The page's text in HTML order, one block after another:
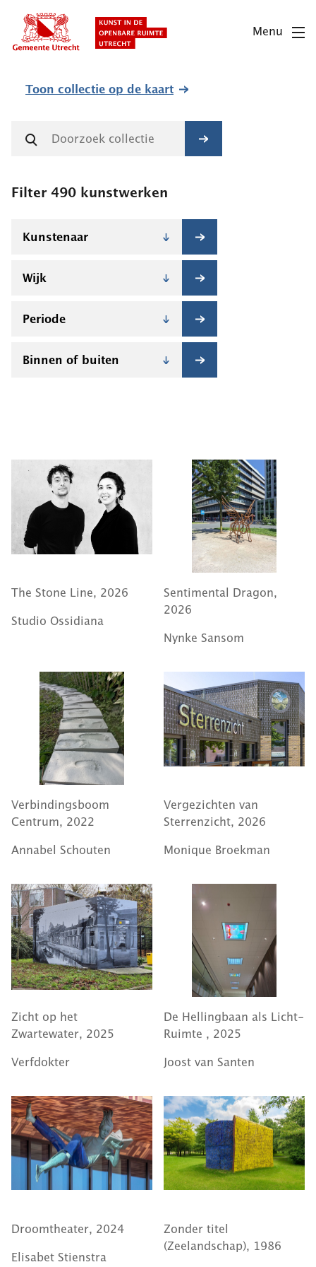
en
naar
gaan
Menu
Toon collectie op de kaart
Filter 490 kunstwerken
The Stone Line, 2026
Studio Ossidiana
Sentimental Dragon,
2026
Nynke Sansom
Verbindingsboom
Centrum, 2022
Annabel Schouten
Vergezichten van
Sterrenzicht, 2026
Monique Broekman
Zicht op het
Zwartewater, 2025
Verfdokter
De Hellingbaan als Licht-
Ruimte , 2025
Joost van Santen
Droomtheater, 2024
Elisabet Stienstra
Zonder titel
(Zeelandschap), 1986